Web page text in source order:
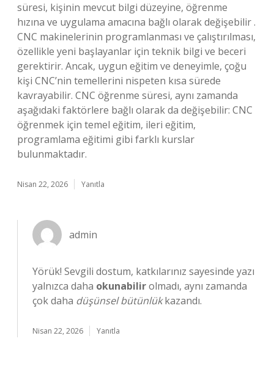
süresi, kişinin mevcut bilgi düzeyine, öğrenme
hızına ve uygulama amacına bağlı olarak değişebilir .
CNC makinelerinin programlanması ve çalıştırılması,
özellikle yeni başlayanlar için teknik bilgi ve beceri
gerektirir. Ancak, uygun eğitim ve deneyimle, çoğu
kişi CNC’nin temellerini nispeten kısa sürede
kavrayabilir. CNC öğrenme süresi, aynı zamanda
aşağıdaki faktörlere bağlı olarak da değişebilir: CNC
öğrenmek için temel eğitim, ileri eğitim,
programlama eğitimi gibi farklı kurslar
bulunmaktadır.
Nisan 22, 2026 Yanıtla
admin
Yörük! Sevgili dostum, katkılarınız sayesinde yazı
yalnızca daha okunabilirolmadı, aynı zamanda
çok daha düşünsel bütünlükkazandı.
Nisan 22, 2026 Yanıtla